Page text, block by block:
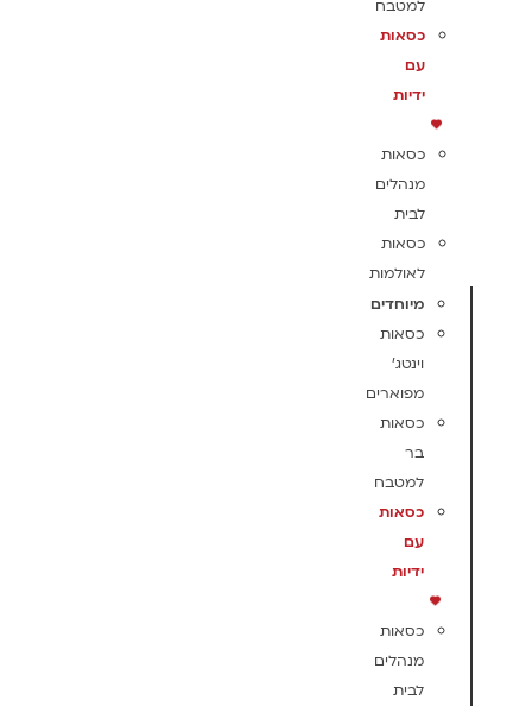
למטבח
כסאות
עם
ידיות
כסאות
מנהלים
לבית
כסאות
לאולמות
מיוחדים
כסאות
וינטג'
מפוארים
כסאות
בר
למטבח
כסאות
עם
ידיות
כסאות
מנהלים
לבית